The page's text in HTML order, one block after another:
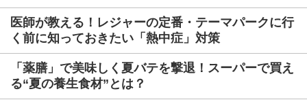
医師が教える！レジャーの定番・テーマパークに行
く前に知っておきたい「熱中症」対策
「薬膳」で美味しく夏バテを撃退！スーパーで買え
る“夏の養生食材”とは？